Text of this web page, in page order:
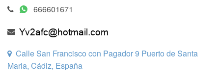
666601671
Calle San Francisco con Pagador 9 Puerto de Santa
Maria, Cádiz, España